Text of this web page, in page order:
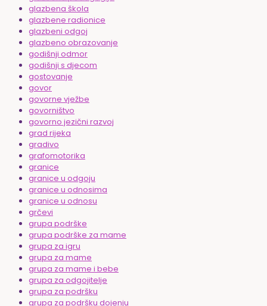
glazbena škola
glazbene radionice
glazbeni odgoj
glazbeno obrazovanje
godišnji odmor
godišnji s djecom
gostovanje
govor
govorne vježbe
govorništvo
govorno jezični razvoj
grad rijeka
gradivo
grafomotorika
granice
granice u odgoju
granice u odnosima
granice u odnosu
grčevi
grupa podrške
grupa podrške za mame
grupa za igru
grupa za mame
grupa za mame i bebe
grupa za odgojitelje
grupa za podršku
grupa za podršku dojenju